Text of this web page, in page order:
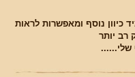
כיוון נוסף ומאפשרות לראות
רב יותר